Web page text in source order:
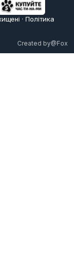
· Політика
Created by@Fox